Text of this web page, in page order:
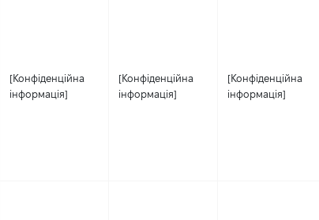
[Конфіденційна
інформація]
[Конфіденційна
інформація]
[Конфіденційна
інформація]